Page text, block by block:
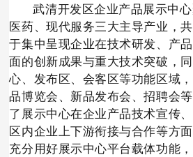
武清开发区企业产品展示中
医药、现代服务三大主导产业，
于集中呈现企业在技术研发、产
面的创新成果与重大技术突破，
心、发布区、会客区等功能区域
品博览会、新品发布会、招聘会
了展示中心在企业产品技术宣传
区内企业上下游衔接与合作等方
充分用好展示中心平台载体功能